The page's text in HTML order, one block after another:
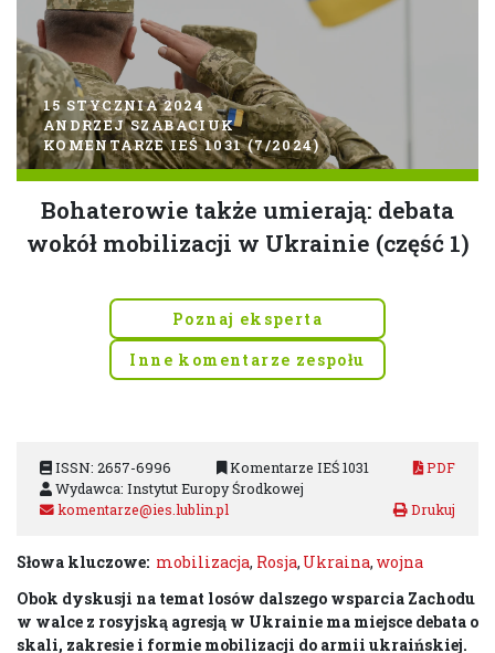
15 STYCZNIA 2024
ANDRZEJ SZABACIUK
KOMENTARZE IEŚ 1031 (7/2024)
Bohaterowie także umierają: debata
wokół mobilizacji w Ukrainie (część 1)
Poznaj eksperta
Inne komentarze zespołu
ISSN: 2657-6996 Komentarze IEŚ 1031
PDF
Wydawca: Instytut Europy Środkowej
komentarze@ies.lublin.pl
Słowa kluczowe: mobilizacja, Rosja, Ukraina, wojna
Obok dyskusji na temat losów dalszego wsparcia Zachodu
w walce z rosyjską agresją w Ukrainie ma miejsce debata o
skali, zakresie i formie mobilizacji do armii ukraińskiej.